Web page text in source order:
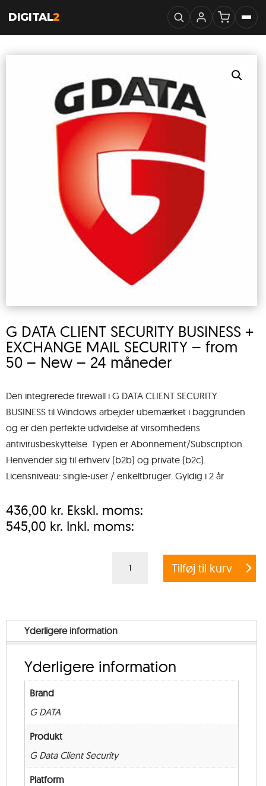
DIGITAL2
G DATA CLIENT SECURITY BUSINESS +
EXCHANGE MAIL SECURITY – from
50 – New – 24 måneder
Den integrerede firewall i G DATA CLIENT SECURITY
BUSINESS til Windows arbejder ubemærket i baggrunden
og er den perfekte udvidelse af virsomhedens
antivirusbeskyttelse. Typen er Abonnement/Subscription.
Henvender sig til erhverv (b2b) og private (b2c).
Licensniveau: single-user / enkeltbruger. Gyldig i 2 år
436,00 kr. Ekskl. moms:
545,00 kr. Inkl. moms:
BUSINESS
+
MAIL
–
New
Tilføj til kurv
Yderligere information
Yderligere information
Brand
G DATA
Produkt
G Data Client Security
Platform